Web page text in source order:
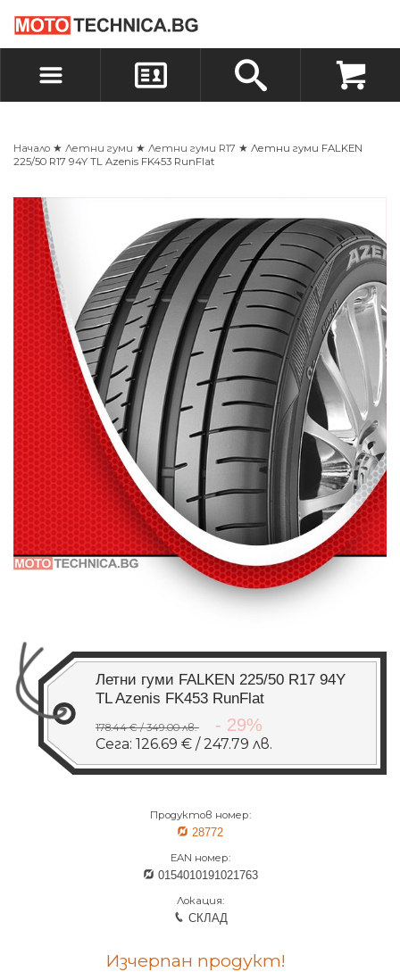
ВХОД
БЪРЗА ПОРЪЧКА ПОРЪЧКА
Начало ★ Летни гуми ★ Летни гуми R17 ★ Летни гуми FALKEN
225/50 R17 94Y TL Azenis FK453 RunFlat
Летни гуми FALKEN 225/50 R17 94Y
TL Azenis FK453 RunFlat
178.44 € / 349.00 лв. - 29%
Сега: 126.69 € / 247.79 лв.
Продуктов номер:
28772
EAN номер:
0154010191021763
Локация:
СКЛАД
Изчерпан продукт!